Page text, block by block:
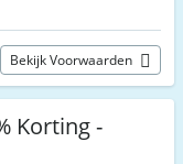
Bekijk Voorwaarden
Korting -